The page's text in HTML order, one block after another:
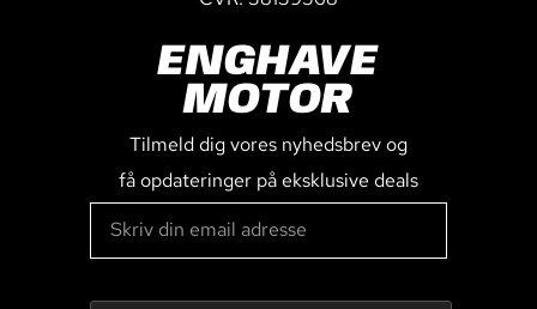
ENGHAVE
MOTOR
Tilmeld dig vores nyhedsbrev og
få opdateringer på eksklusive deals